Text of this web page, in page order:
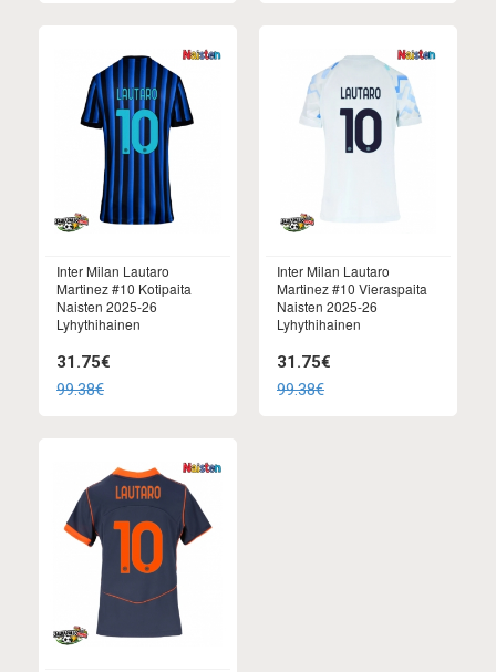
Inter Milan Lautaro
Martinez #10 Kotipaita
Naisten 2025-26
Lyhythihainen
31.75€
99.38€
Inter Milan Lautaro
Martinez #10 Vieraspaita
Naisten 2025-26
Lyhythihainen
31.75€
99.38€